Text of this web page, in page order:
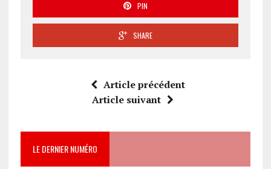
PIN
SHARE
Article précédent
Article suivant
LE DERNIER NUMÉRO